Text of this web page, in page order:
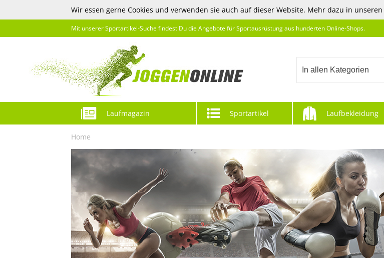
Wir essen gerne Cookies und verwenden sie auch auf dieser Website. Mehr dazu in unseren
Mit unserer Sportartikel-Suche findest Du die Angebote für Sportausrüstung aus hunderten Online-Shops.
In allen Kategorien
Laufmagazin Sportartikel Laufbekleidung
Home